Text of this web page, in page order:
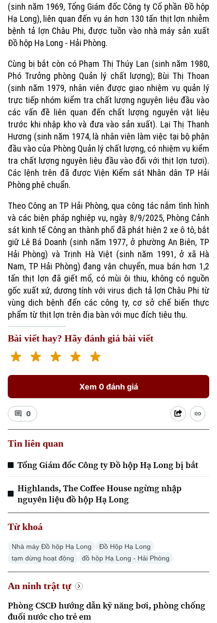
Xu hướng
(sinh năm 1969, Tổng Giám đốc Công ty Cổ phần Đồ hộp
Hạ Long), liên quan đến vụ án hơn 130 tấn thịt lợn nhiễm
bệnh tả lợn Châu Phi, được tuồn vào nhà máy sản xuất
Đồ hộp Hạ Long - Hải Phòng.
Cùng bị bắt còn có Phạm Thị Thúy Lan (sinh năm 1980,
Phó Trưởng phòng Quản lý chất lượng); Bùi Thị Thoan
(sinh năm 1979, nhân viên được giao nhiệm vụ quản lý
trực tiếp nhóm kiểm tra chất lượng nguyên liệu đầu vào
các vấn đề liên quan đến chất lượng nguyên vật liệu
trước khi nhập kho và đưa vào sản xuất). Lại Thị Thanh
Hương (sinh năm 1974, là nhân viên làm việc tại bộ phận
đầu vào của Phòng Quản lý chất lượng, có nhiệm vụ kiểm
tra chất lượng nguyên liệu đầu vào đối với thịt lợn tươi).
Các lệnh trên đã được Viện Kiểm sát Nhân dân TP Hải
Phòng phê chuẩn.
Theo Công an TP Hải Phòng, qua công tác nắm tình hình
và các biện pháp nghiệp vụ, ngày 8/9/2025, Phòng Cảnh
sát kinh tế Công an thành phố đã phát hiện 2 xe ô tô, bắt
giữ Lê Bá Doanh (sinh năm 1977, ở phường An Biên, TP
Hải Phòng) và Trịnh Hà Việt (sinh năm 1991, ở xã Hà
Nam, TP Hải Phòng) đang vận chuyển, mua bán hơn 1,2
tấn thịt lợn đã giết mổ, có mùi ôi thiu, không có nguồn
gốc xuất xứ, dương tính với virus dịch tả lợn Châu Phi từ
vùng dịch bệnh đến các công ty, cơ sở chế biến thực
phẩm từ thịt lợn trên địa bàn với mục đích tiêu thụ.
Bài viết hay? Hãy đánh giá bài viết
Xem 0 đánh giá
0
Tin liên quan
Tổng Giám đốc Công ty Đồ hộp Hạ Long bị bắt
Highlands, The Coffee House ngừng nhập
nguyên liệu đồ hộp Hạ Long
Từ khoá
Nhà máy Đồ hộp Hạ Long
Đồ Hộp Hạ Long
tạm dừng hoạt động
đồ hộp Hạ Long - Hải Phòng
An ninh trật tự
Phòng CSCĐ hướng dẫn kỹ năng bơi, phòng chống
đuối nước cho trẻ em